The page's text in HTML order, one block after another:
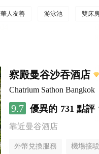
華人友善 游泳池 雙床
察殿曼谷沙吞酒店
Chatrium Sathon Bangkok
9.7 優異的 731 點評
靠近曼谷酒店
外幣兌換服務 機場接